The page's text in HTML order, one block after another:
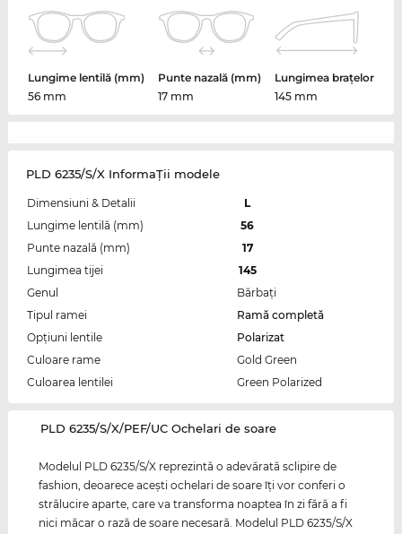
Lungime lentilă (mm)
56 mm
Punte nazală (mm)
17 mm
Lungimea brațelor
145 mm
PLD 6235/S/X InformaŢii modele
Dimensiuni & Detalii
L
Lungime lentilă (mm)
56
Punte nazală (mm)
17
Lungimea tijei
145
Genul
Bărbaţi
Tipul ramei
Ramă completă
Opțiuni lentile
Polarizat
Culoare rame
Gold Green
Culoarea lentilei
Green Polarized
‌PLD 6235/S/X/PEF/UC Ochelari de soare
Modelul PLD 6235/S/X reprezintă o adevărată sclipire de
fashion, deoarece aceşti ochelari de soare îţi vor conferi o
strălucire aparte, care va transforma noaptea în zi fără a fi
nici măcar o rază de soare necesară. Modelul PLD 6235/S/X